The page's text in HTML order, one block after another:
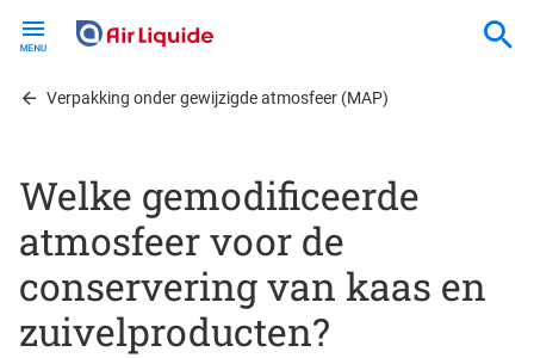
contentVerpakking onder gewijzigde atmosfeer (MAP)
Welke gemodificeerde
atmosfeer voor de
conservering van kaas en
zuivelproducten?